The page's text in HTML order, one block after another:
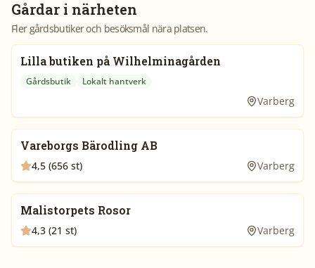
Gårdar i närheten
Fler gårdsbutiker och besöksmål nära platsen.
Lilla butiken på Wilhelminagården
Gårdsbutik Lokalt hantverk
Varberg
Vareborgs Bärodling AB
4,5 (656 st) Varberg
Malistorpets Rosor
4,3 (21 st) Varberg